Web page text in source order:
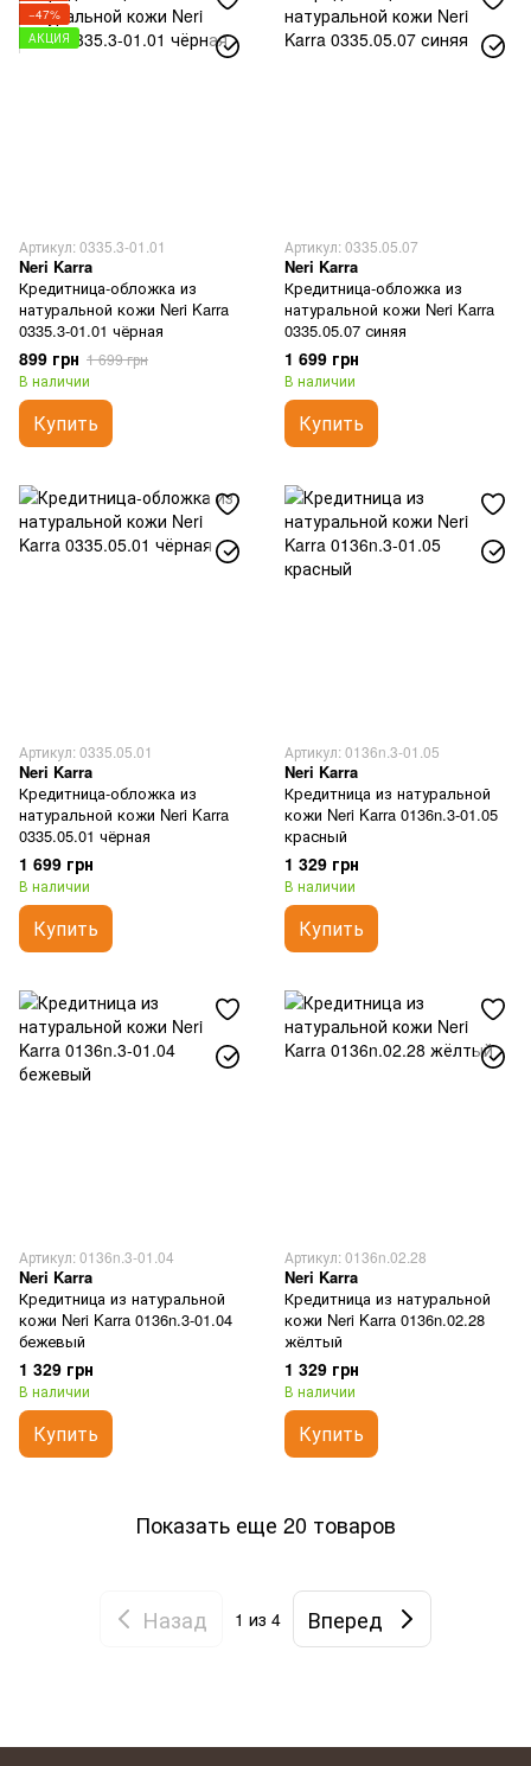
−47%
АКЦИЯ
Артикул: 0335.3-01.01
Neri Karra
Кредитница-обложка из
натуральной кожи Neri Karra
0335.3-01.01 чёрная
899 грн 1 699 грн
В наличии
Купить
Артикул: 0335.05.07
Neri Karra
Кредитница-обложка из
натуральной кожи Neri Karra
0335.05.07 синяя
1 699 грн
В наличии
Купить
Артикул: 0335.05.01
Neri Karra
Кредитница-обложка из
натуральной кожи Neri Karra
0335.05.01 чёрная
1 699 грн
В наличии
Купить
Артикул: 0136n.3-01.05
Neri Karra
Кредитница из натуральной
кожи Neri Karra 0136n.3-01.05
красный
1 329 грн
В наличии
Купить
Артикул: 0136n.3-01.04
Neri Karra
Кредитница из натуральной
кожи Neri Karra 0136n.3-01.04
бежевый
1 329 грн
В наличии
Купить
Артикул: 0136n.02.28
Neri Karra
Кредитница из натуральной
кожи Neri Karra 0136n.02.28
жёлтый
1 329 грн
В наличии
Купить
Показать еще 20 товаров
Назад 1 из 4 Вперед